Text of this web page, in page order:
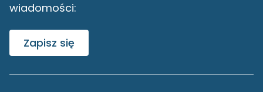
wiadomości:
Zapisz się